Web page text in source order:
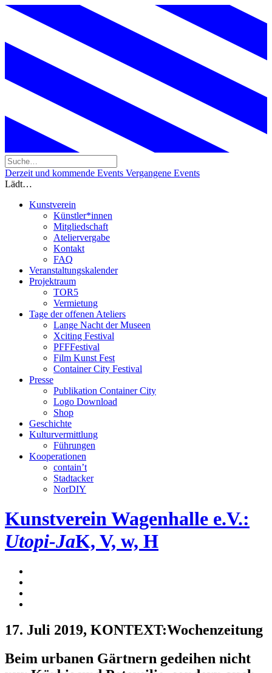
Derzeit und kommende Events Vergangene Events
Lädt…
Kunstverein
Künstler*innen
Mitgliedschaft
Ateliervergabe
Kontakt
FAQ
Veranstaltungskalender
Projektraum
TOR5
Vermietung
Tage der offenen Ateliers
Lange Nacht der Museen
Xciting Festival
PFFFestival
Film Kunst Fest
Container City Festival
Presse
Publikation Container City
Logo Download
Shop
Geschichte
Kulturvermittlung
Führungen
Kooperationen
contain’t
Stadtacker
NorDIY
Kunstverein Wagenhalle e.V.:
Utopi-JaK, V, w, H
17. Juli 2019, KONTEXT:Wochenzeitung
Beim urbanen Gärtnern gedeihen nicht